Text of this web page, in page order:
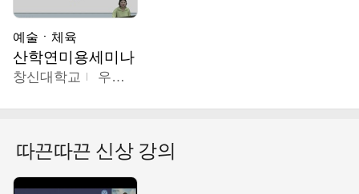
예술ㆍ체육
산학연미용세미나
창신대학교 우미옥,오윤경,박선이
따끈따끈 신상 강의